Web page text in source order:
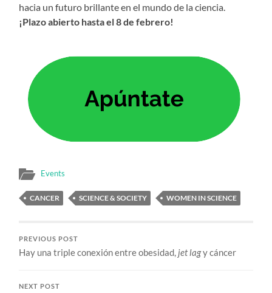
hacia un futuro brillante en el mundo de la ciencia.
¡Plazo abierto hasta el 8 de febrero!
Events
CANCER SCIENCE & SOCIETY WOMEN IN SCIENCE
PREVIOUS POST
Hay una triple conexión entre obesidad, jet lagy cáncer
NEXT POST